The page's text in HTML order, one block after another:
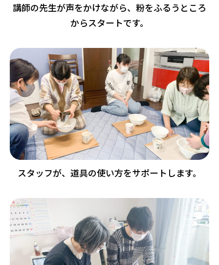
講師の先生が声をかけながら、粉をふるうところ
からスタートです。
スタッフが、道具の使い方をサポートします。